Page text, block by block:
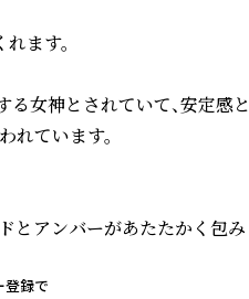
ます。
女神とされていて、安定感と
れています。
とアンバーがあたたかく包み
登録で